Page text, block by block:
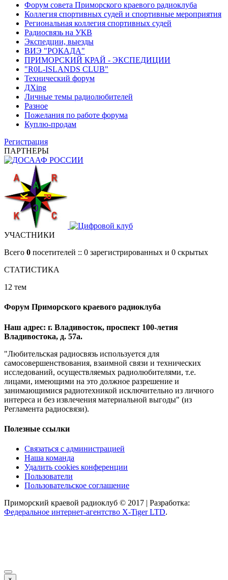
Форум совета Приморского краевого радиоклуба
Коллегия спортивных судей и спортивные мероприятия
Региональная коллегия спортивных судей
Радиосвязь на УКВ
Экспедции, выезды
ВИЭ "РОКАДА"
ПРИМОРСКИЙ КРАЙ - ЭКСПЕДИЦИИ
"R0L-ISLANDS CLUB"
Технический форум
ДХing
Личные темы радиолюбителей
Разное
Пожелания по работе форума
Куплю-продам
Регистрация
ПАРТНЕРЫ
УЧАСТНИКИ
Всего 0 посетителей :: 0 зарегистрированных и 0 скрытых
СТАТИСТИКА
12 тем
Форум Приморского краевого радиоклуба
Наш адрес: г. Владивосток, проспект 100-летия
Владивостока, д. 57а.
"Любительская радиосвязь используется для
самосовершенствования, взаимной связи и технических
исследований, осуществляемых радиолюбителями, т.е.
лицами, имеющими на это должное разрешение и
занимающимися радиотехникой исключительно из личного
интереса и без извлечения материальной выгоды" (из
Регламента радиосвязи).
Полезные ссылки
Связаться с администрацией
Наша команда
Удалить cookies конференции
Пользователи
Пользовательское соглашение
Приморский краевой радиоклуб © 2017 | Разработка:
Федеральное интернет-агентство X-Tiger LTD.